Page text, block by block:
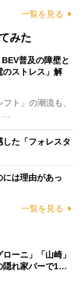
一覧を見る
みた
普及の障壁と
のストレス」解
ト」の潮流も、
…
した「フォレスタ
は理由があっ
一覧を見る
ーニ」「山崎」
隠れ家バーで1…